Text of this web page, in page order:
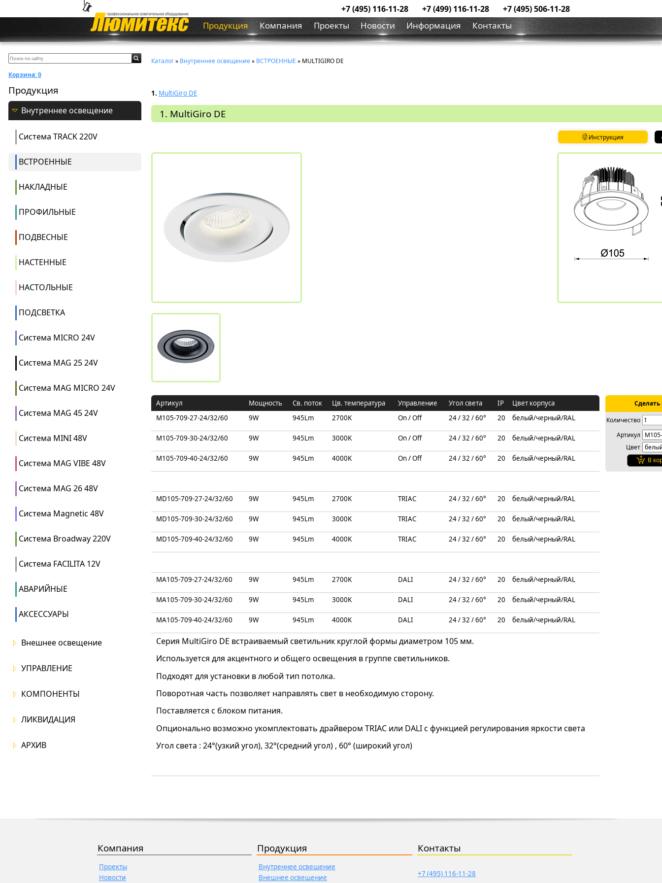
+7 (495) 116-11-28 +7 (499) 116-11-28 +7 (495) 506-11-28
Продукция Компания Проекты Новости Информация Контакты
Корзина:0
Продукция
Внутреннее освещение
Система ТRACK 220V
ВСТРОЕННЫЕ
НАКЛАДНЫЕ
ПРОФИЛЬНЫЕ
ПОДВЕСНЫЕ
НАСТЕННЫЕ
НАСТОЛЬНЫЕ
ПОДСВЕТКА
Система MICRO 24V
Система MAG 25 24V
Система MAG MICRO 24V
Система MAG 45 24V
Система MINI 48V
Система MAG VIBE 48V
Система MAG 26 48V
Система Magnetic 48V
Система Broadway 220V
Система FACILITA 12V
АВАРИЙНЫЕ
АКСЕССУАРЫ
Внешнее освещение
УПРАВЛЕНИЕ
КОМПОНЕНТЫ
ЛИКВИДАЦИЯ
АРХИВ
Каталог» Внутреннее освещение» ВСТРОЕННЫЕ » MULTIGIRO DE
1. MultiGiro DE
1. MultiGiro DE
Инструкция
Артикул Мощность Св. поток Цв. температура Управление Угол света IP
Цвет корпуса
M105-709-27-24/32/60
9W 945Lm 2700K On / Off 24 / 32 / 60° 20 белый/черный/RAL
M105-709-30-24/32/60 9W 945Lm 3000K On / Off 24 / 32 / 60° 20 белый/черный/RAL
M105-709-40-24/32/60 9W 945Lm 4000K On / Off 24 / 32 / 60° 20 белый/черный/RAL
MD105-709-27-24/32/60 9W 945Lm 2700K TRIAC 24 / 32 / 60° 20 белый/черный/RAL
MD105-709-30-24/32/60 9W 945Lm 3000K TRIAC 24 / 32 / 60° 20 белый/черный/RAL
MD105-709-40-24/32/60 9W 945Lm 4000K TRIAC 24 / 32 / 60° 20 белый/черный/RAL
MA105-709-27-24/32/60 9W 945Lm 2700K DALI 24 / 32 / 60° 20 белый/черный/RAL
MA105-709-30-24/32/60 9W 945Lm 3000K DALI 24 / 32 / 60° 20 белый/черный/RAL
MA105-709-40-24/32/60 9W 945Lm 4000K DALI 24 / 32 / 60° 20 белый/черный/RAL
Серия MultiGiro DE встраиваемый светильник круглой формы диаметром 105 мм.
Используется для акцентного и общего освещения в группе светильников.
Подходят для установки в любой тип потолка.
Поворотная часть позволяет направлять свет в необходимую сторону.
Поставляется с блоком питания.
Опционально возможно укомплектовать драйвером TRIAC или DALIс функцией регулирования яркости света
Угол света : 24°(узкий угол), 32°(средний угол) , 60° (широкий угол)
Сделать
Количество
Артикул
Цвет
В
Компания Продукция Контакты
Проекты
Новости
Внутреннее освещение
Внешнее освещение
+7 (495) 116-11-28